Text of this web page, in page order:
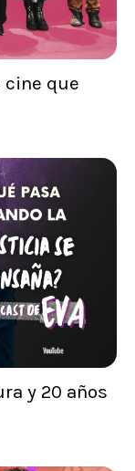
cine que
y 20 años